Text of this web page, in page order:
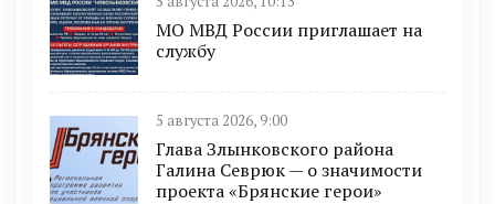
МО МВД России приглашает на
службу
5 августа 2026, 9:00
Глава Злынковского района
Галина Севрюк — о значимости
проекта «Брянские герои»